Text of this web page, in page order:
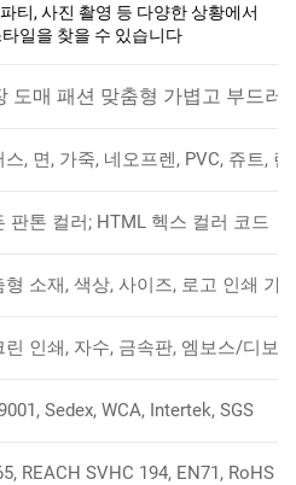
티, 사진 촬영 등 다양한 상황에서
일을 찾을 수 있습니다
도매 패션 맞춤형 가볍고 부드러
스, 면, 가죽, 네오프렌, PVC, 쥬트,
판톤 컬러; HTML 헥스 컬러 코드
형 소재, 색상, 사이즈, 로고 인쇄 가
린 인쇄, 자수, 금속판, 엠보스/디보
Sedex, WCA, Intertek, SGS
REACH SVHC 194, EN71, RoHS